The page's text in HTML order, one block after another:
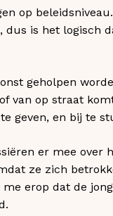
op
dus is het logisch
geholpen
van op straat
geven, en bij te
er mee over
ze zich
erop dat de